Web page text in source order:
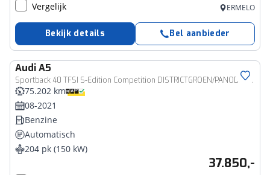
Vergelijk ERMELO
Bekijk details Bel aanbieder
AudiA5
Sportback 40 TFSI S-Edition Competition DISTRICTGROEN/PANODAK/STOELVERW./20"LMV/NL-AUTO
75.202 km
08-2021
Benzine
Automatisch
204 pk (150 kW)
37.850,-